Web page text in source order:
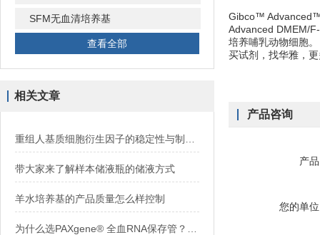
SFM无血清培养基
查看全部
相关文章
带大家来了解样本储液瓶的储液方式
羊水培养基的产品质量怎么样控制
Gibco™
Advanced DMEM/
培养哺乳动物细胞。
买试剂，找华雅，
产品咨询
产
您的单